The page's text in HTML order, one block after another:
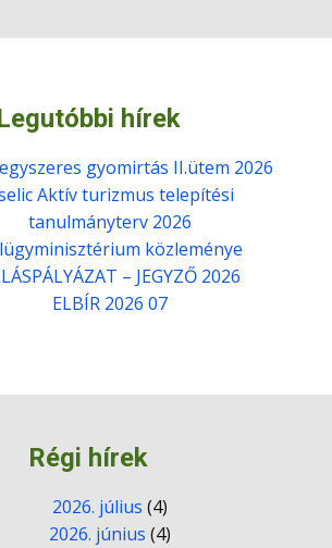
hírek
gyomirtás II.ütem 2026
Aktív turizmus telepítési
tanulmányterv 2026
közleménye
– JEGYZŐ 2026
ELBÍR 2026 07
Régi hírek
2026. július (4)
2026. június (4)